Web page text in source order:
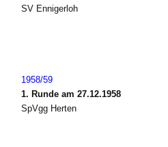
SV Ennigerloh
1958/59
1. Runde am 27.12.1958
SpVgg Herten